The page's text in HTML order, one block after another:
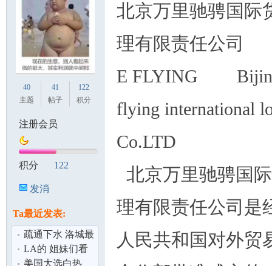
40
主题
41
帖子
122
积分
注册会员
积分 122
发消
Ta最近发表:
疏通下水 洛城最
低价
LA的 姐妹们看
过来, 一起见证彼
美国大选白热
北京万里驰骋国际
理有限责任公司
E FLYING
flying international
Co.LTD
北京万里驰骋国
理有限责任公司是
人民共和国对外贸